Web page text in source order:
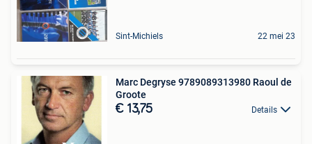
Sint-Michiels 22 mei 23
Marc Degryse 9789089313980 Raoul de
Groote
€ 13,75 Details